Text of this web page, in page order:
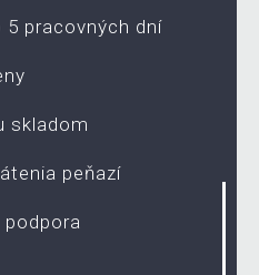
5 pracovných dní
skladom
peňazí
podpora